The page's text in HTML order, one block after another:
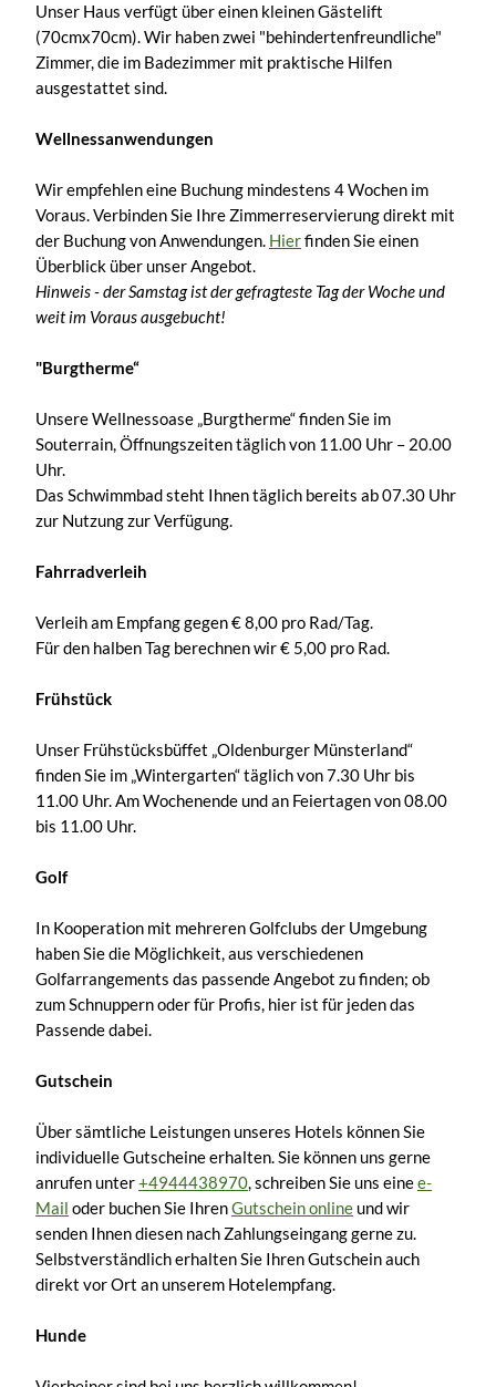
Unser Haus verfügt über einen kleinen Gästelift
(70cmx70cm). Wir haben zwei "behindertenfreundliche"
Zimmer, die im Badezimmer mit praktische Hilfen
ausgestattet sind.
Wellnessanwendungen
Wir empfehlen eine Buchung mindestens 4 Wochen im
Voraus. Verbinden Sie Ihre Zimmerreservierung direkt mit
der Buchung von Anwendungen. Hierfinden Sie einen
Überblick über unser Angebot.
Hinweis - der Samstag ist der gefragteste Tag der Woche und
weit im Voraus ausgebucht!
"Burgtherme“
Unsere Wellnessoase „Burgtherme“ finden Sie im
Souterrain, Öffnungszeiten täglich von 11.00 Uhr – 20.00
Uhr.
Das Schwimmbad steht Ihnen täglich bereits ab 07.30 Uhr
zur Nutzung zur Verfügung.
Fahrradverleih
Verleih am Empfang gegen € 8,00 pro Rad/Tag.
Für den halben Tag berechnen wir € 5,00 pro Rad.
Frühstück
Unser Frühstücksbüffet „Oldenburger Münsterland“
finden Sie im „Wintergarten“ täglich von 7.30 Uhr bis
11.00 Uhr. Am Wochenende und an Feiertagen von 08.00
bis 11.00 Uhr.
Golf
In Kooperation mit mehreren Golfclubs der Umgebung
haben Sie die Möglichkeit, aus verschiedenen
Golfarrangements das passende Angebot zu finden; ob
zum Schnuppern oder für Profis, hier ist für jeden das
Passende dabei.
Gutschein
Über sämtliche Leistungen unseres Hotels können Sie
individuelle Gutscheine erhalten. Sie können uns gerne
anrufen unter+4944438970, schreiben Sie uns einee-
Mail oder buchen Sie IhrenGutschein online und wir
senden Ihnen diesen nach Zahlungseingang gerne zu.
Selbstverständlich erhalten Sie Ihren Gutschein auch
direkt vor Ort an unserem Hotelempfang.
Hunde